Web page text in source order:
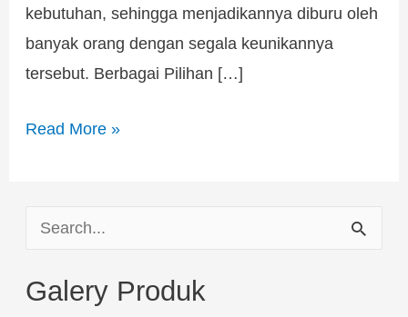
kebutuhan, sehingga menjadikannya diburu oleh
banyak orang dengan segala keunikannya
tersebut. Berbagai Pilihan […]
Read More »
a
Galery Produk